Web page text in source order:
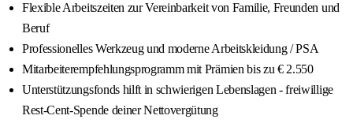
Flexible Arbeitszeiten zur Vereinbarkeit von Familie, Freunden und
Beruf
Professionelles Werkzeug und moderne Arbeitskleidung / PSA
Mitarbeiterempfehlungsprogramm mit Prämien bis zu € 2.550
Unterstützungsfonds hilft in schwierigen Lebenslagen - freiwillige
Rest-Cent-Spende deiner Nettovergütung